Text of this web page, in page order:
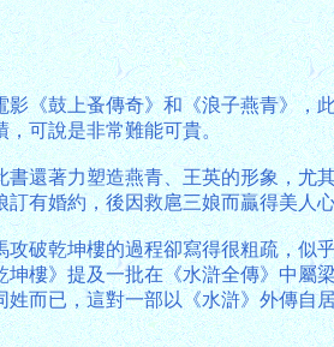
《鼓上蚤傳奇》和《浪子燕青》，
，可說是非常難能可貴。
還著力塑造燕青、王英的形象，尤
有婚約，後因救扈三娘而贏得美人
破乾坤樓的過程卻寫得很粗疏，似
樓》提及一批在《水滸全傳》中屬
而已，這對一部以《水滸》外傳自